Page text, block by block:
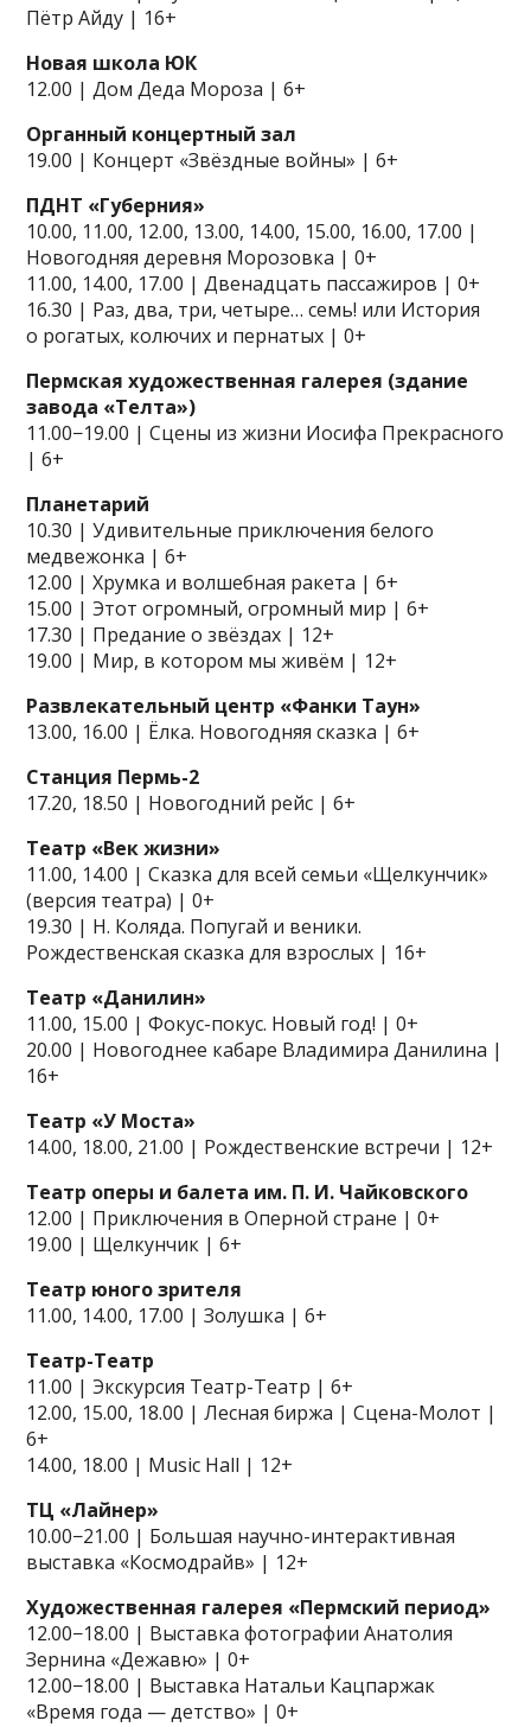
Пётр Айду | 16+
Новая школа ЮК
12.00 | Дом Деда Мороза | 6+
Органный концертный зал
19.00 | Концерт «Звёздные войны» | 6+
ПДНТ «Губерния»
10.00, 11.00, 12.00, 13.00, 14.00, 15.00, 16.00, 17.00 |
Новогодняя деревня Морозовка | 0+
11.00, 14.00, 17.00 | Двенадцать пассажиров | 0+
16.30 | Раз, два, три, четыре… семь! или История
о рогатых, колючих и пернатых | 0+
Пермская художественная галерея (здание
завода «Телта»)
11.00−19.00 | Сцены из жизни Иосифа Прекрасного
| 6+
Планетарий
10.30 | Удивительные приключения белого
медвежонка | 6+
12.00 | Хрумка и волшебная ракета | 6+
15.00 | Этот огромный, огромный мир | 6+
17.30 | Предание о звёздах | 12+
19.00 | Мир, в котором мы живём | 12+
Развлекательный центр «Фанки Таун»
13.00, 16.00 | Ёлка. Новогодняя сказка | 6+
Станция Пермь-2
17.20, 18.50 | Новогодний рейс | 6+
Театр «Век жизни»
11.00, 14.00 | Сказка для всей семьи «Щелкунчик»
(версия театра) | 0+
19.30 | Н. Коляда. Попугай и веники.
Рождественская сказка для взрослых | 16+
Театр «Данилин»
11.00, 15.00 | Фокус-покус. Новый год! | 0+
20.00 | Новогоднее кабаре Владимира Данилина |
16+
Театр «У Моста»
14.00, 18.00, 21.00 | Рождественские встречи | 12+
Театр оперы и балета им. П. И. Чайковского
12.00 | Приключения в Оперной стране | 0+
19.00 | Щелкунчик | 6+
Театр юного зрителя
11.00, 14.00, 17.00 | Золушка | 6+
Театр-Театр
11.00 | Экскурсия Театр-Театр | 6+
12.00, 15.00, 18.00 | Лесная биржа | Сцена-Молот |
6+
14.00, 18.00 | Music Hall | 12+
ТЦ «Лайнер»
10.00−21.00 | Большая научно-интерактивная
выставка «Космодрайв» | 12+
Художественная галерея «Пермский период»
12.00−18.00 | Выставка фотографии Анатолия
Зернина «Дежавю» | 0+
12.00−18.00 | Выставка Натальи Кацпаржак
«Время года — детство» | 0+